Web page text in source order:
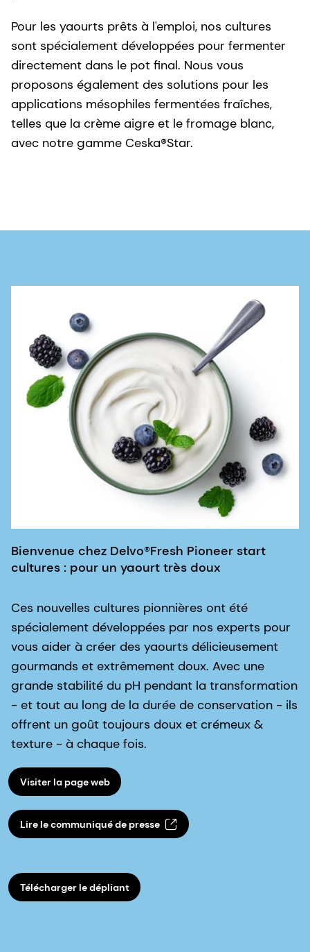
Pour les yaourts prêts à l'emploi, nos cultures
sont spécialement développées pour fermenter
directement dans le pot final. Nous vous
proposons également des solutions pour les
applications mésophiles fermentées fraîches,
telles que la crème aigre et le fromage blanc,
avec notre gamme Ceska®Star.
Bienvenue chez Delvo®Fresh Pioneer start
cultures : pour un yaourt très doux
Ces nouvelles cultures pionnières ont été
spécialement développées par nos experts pour
vous aider à créer des yaourts délicieusement
gourmands et extrêmement doux. Avec une
grande stabilité du pH pendant la transformation
- et tout au long de la durée de conservation - ils
offrent un goût toujours doux et crémeux &
texture - à chaque fois.
Visiter la page web
Lire le communiqué de presse
Télécharger le dépliant